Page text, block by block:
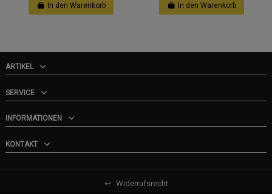
In den Warenkorb In den Warenkorb
ARTIKEL
SERVICE
INFORMATIONEN
KONTAKT
↩ Widerrufsrecht